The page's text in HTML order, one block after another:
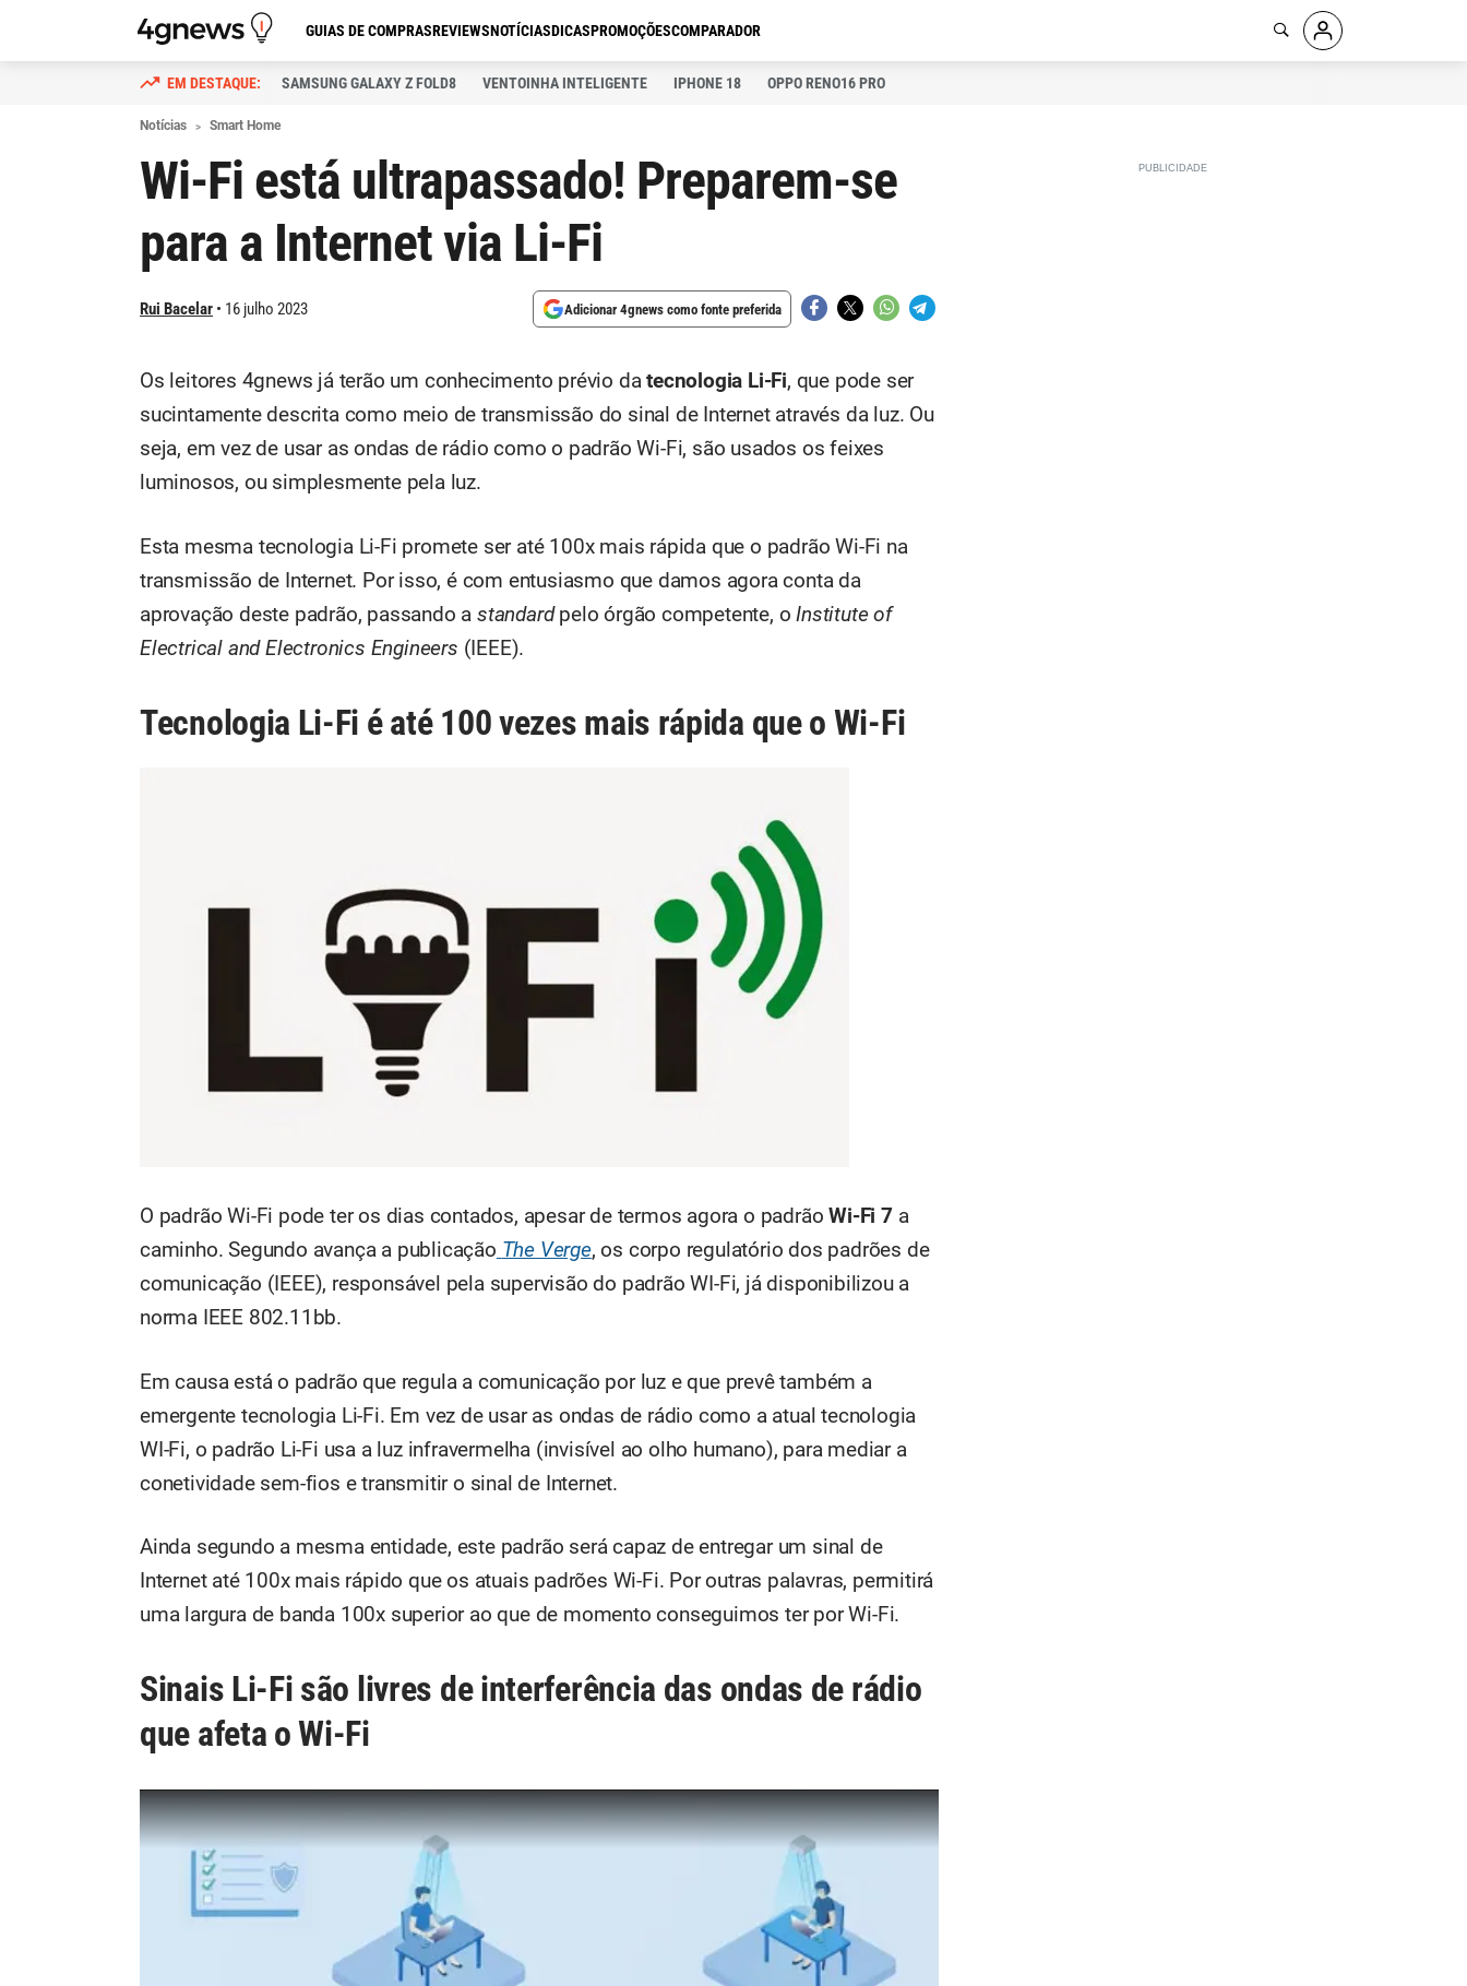
GUIAS DE COMPRASREVIEWSNOTÍCIASDICASPROMOÇÕESCOMPARADOR
SAMSUNG GALAXY Z FOLD8 VENTOINHA INTELIGENTE IPHONE 18 OPPO RENO16 PRO
Notícias Smart Home
Wi-Fi está ultrapassado! Preparem-se
para a Internet via Li-Fi
Rui Bacelar 16 julho 2023 Adicionar 4gnews como fonte preferida
Os leitores 4gnews já terão um conhecimento prévio datecnologia Li-Fi, que pode ser
sucintamente descrita como meio de transmissão do sinal de Internet através da luz. Ou
seja, em vez de usar as ondas de rádio como o padrão Wi-Fi, são usados os feixes
luminosos, ou simplesmente pela luz.
Esta mesma tecnologia Li-Fi promete ser até 100x mais rápida que o padrão Wi-Fi na
transmissão de Internet. Por isso, é com entusiasmo que damos agora conta da
aprovação deste padrão, passando a standardpelo órgão competente, oInstitute of
Electrical and Electronics Engineers (IEEE).
Tecnologia Li-Fi é até 100 vezes mais rápida que o Wi-Fi
O padrão Wi-Fi pode ter os dias contados, apesar de termos agora o padrãoWi-Fi 7a
caminho. Segundo avança a publicação The Verge, os corpo regulatório dos padrões de
comunicação (IEEE), responsável pela supervisão do padrão WI-Fi, já disponibilizou a
norma IEEE 802.11bb.
Em causa está o padrão que regula a comunicação por luz e que prevê também a
emergente tecnologia Li-Fi. Em vez de usar as ondas de rádio como a atual tecnologia
WI-Fi, o padrão Li-Fi usa a luz infravermelha (invisível ao olho humano), para mediar a
conetividade sem-fios e transmitir o sinal de Internet.
Ainda segundo a mesma entidade, este padrão será capaz de entregar um sinal de
Internet até 100x mais rápido que os atuais padrões Wi-Fi. Por outras palavras, permitirá
uma largura de banda 100x superior ao que de momento conseguimos ter por Wi-Fi.
Sinais Li-Fi são livres de interferência das ondas de rádio
que afeta o Wi-Fi